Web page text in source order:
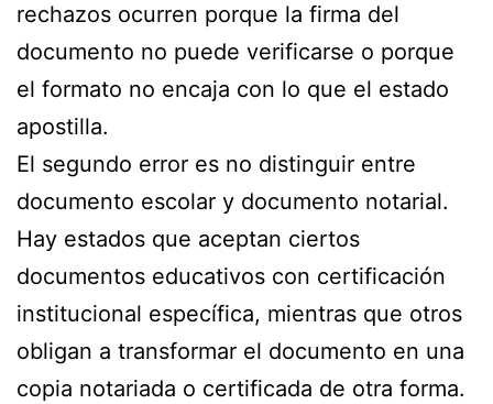
rechazos ocurren porque la firma del
documento no puede verificarse o porque
el formato no encaja con lo que el estado
apostilla.
El segundo error es no distinguir entre
documento escolar y documento notarial.
Hay estados que aceptan ciertos
documentos educativos con certificación
institucional específica, mientras que otros
obligan a transformar el documento en una
copia notariada o certificada de otra forma.